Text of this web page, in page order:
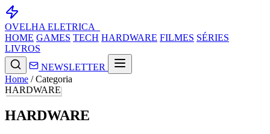
OVELHA ELETRICA_
HOME GAMES TECH HARDWARE FILMES SÉRIES
LIVROS
NEWSLETTER
Home / Categoria
HARDWARE
HARDWARE